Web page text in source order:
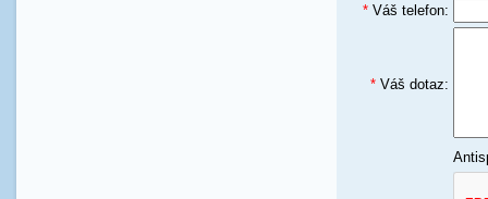
* Váš telefon:
* Váš dotaz: